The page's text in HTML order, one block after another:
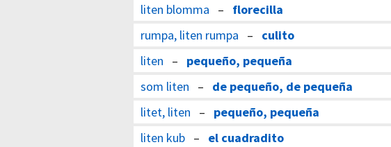
liten blomma – florecilla
rumpa, liten rumpa – culito
liten – pequeño, pequeña
som liten – de pequeño, de pequeña
litet, liten – pequeño, pequeña
liten kub – el cuadradito